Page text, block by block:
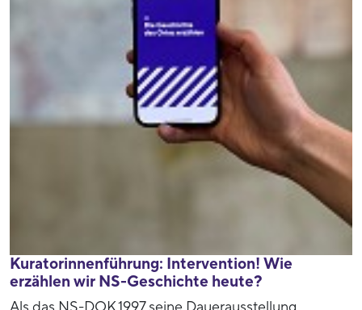
Kuratorinnenführung: Intervention! Wie
erzählen wir NS-Geschichte heute?